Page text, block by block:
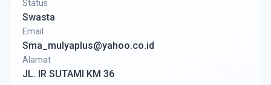
Status
Swasta
Email
Sma_mulyaplus@yahoo.co.id
Alamat
JL. IR SUTAMI KM 36